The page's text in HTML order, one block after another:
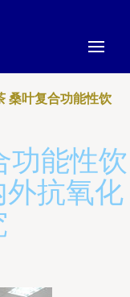
桑叶复合功能性饮
功能性饮
抗氧化